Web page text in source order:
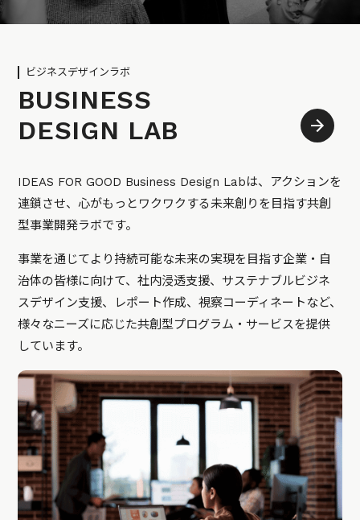
ビジネスデザインラボ
BUSINESS
DESIGN LAB
IDEAS FOR GOOD Business Design Labは、アクションを
連鎖させ、心がもっとワクワクする未来創りを目指す共創
型事業開発ラボです。
事業を通じてより持続可能な未来の実現を目指す企業・自
治体の皆様に向けて、社内浸透支援、サステナブルビジネ
スデザイン支援、レポート作成、視察コーディネートなど、
様々なニーズに応じた共創型プログラム・サービスを提供
しています。